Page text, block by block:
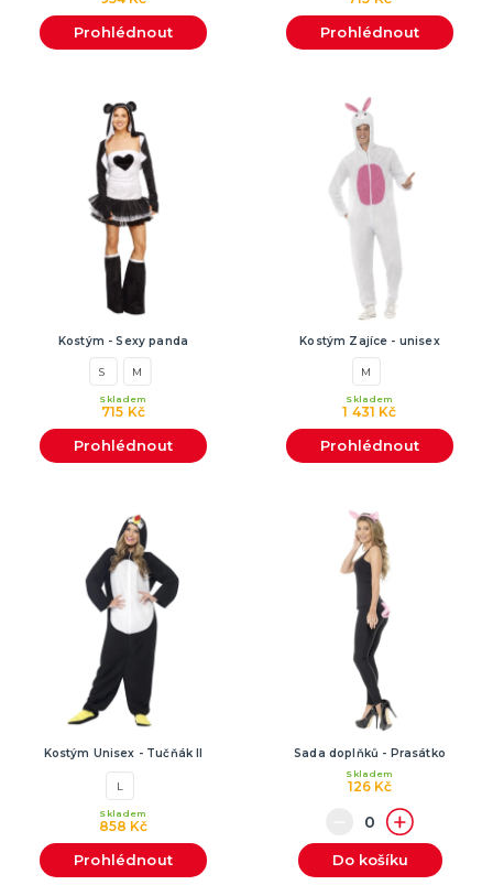
Prohlédnout Prohlédnout
Kostým - Sexy panda
S M
715 Kč
Skladem
Prohlédnout
Kostým Zajíce - unisex
M
1 431 Kč
Skladem
Prohlédnout
Kostým Unisex - Tučňák II
L
858 Kč
Skladem
Prohlédnout
Sada doplňků - Prasátko
126 Kč
Skladem
Do košíku